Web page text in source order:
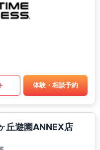
体験・相談予約
丘遊園ANNEX店